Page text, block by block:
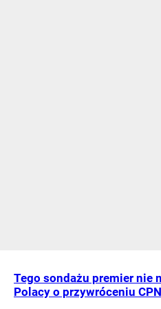
Tego sondażu premier nie
Polacy o przywróceniu CPN